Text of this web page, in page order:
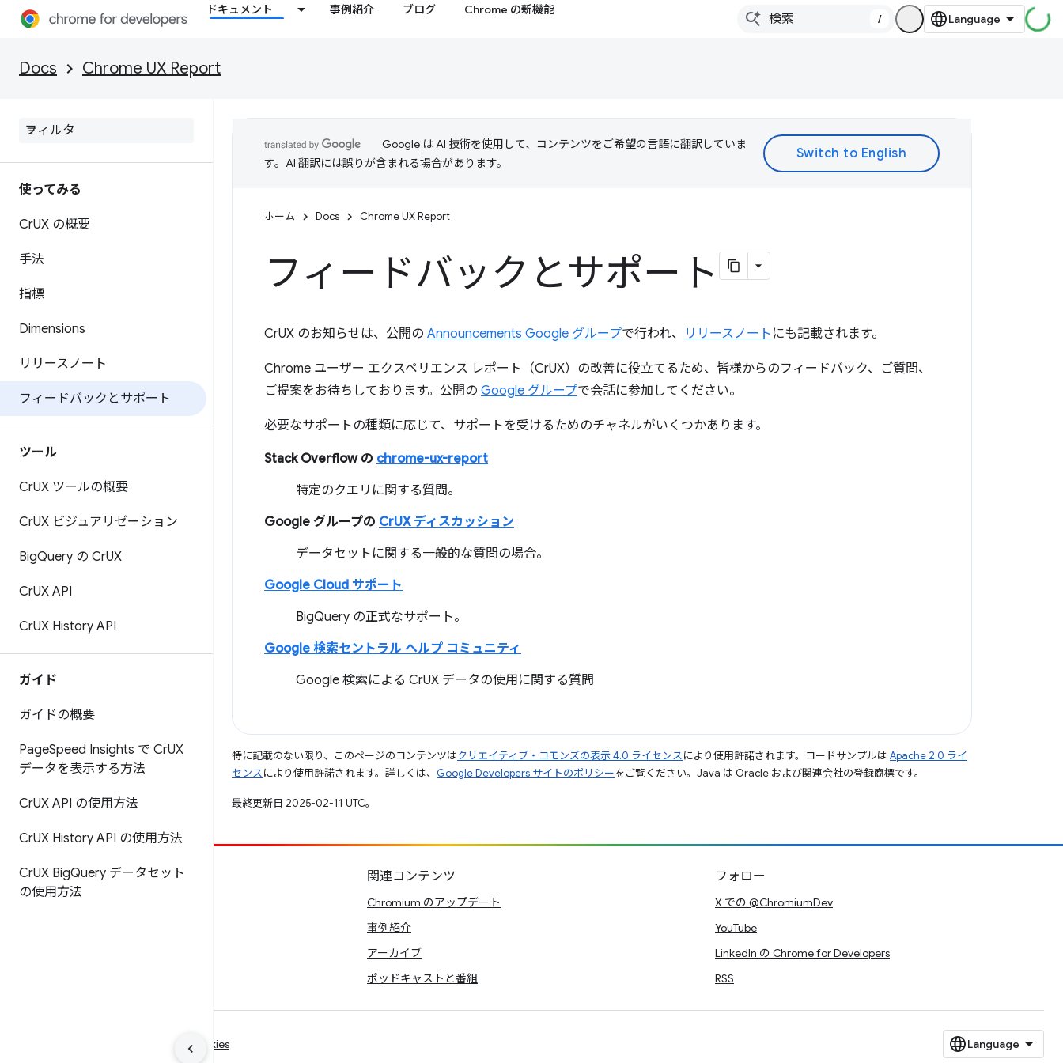
ドキュメント 事例紹介 ブログ Chrome の新機能
/
Docs Chrome UX Report
使ってみる
CrUX の概要
手法
指標
Dimensions
リリースノート
フィードバックとサポート
ツール
CrUX ツールの概要
CrUX ビジュアリゼーション
BigQuery の CrUX
CrUX API
CrUX History API
ガイド
ガイドの概要
PageSpeed Insights で CrUX
データを表示する方法
CrUX API の使用方法
CrUX History API の使用方法
CrUX BigQuery データセット
の使用方法
Google は AI 技術を使用して、コンテンツをご希望の言語に翻訳していま
す。AI 翻訳には誤りが含まれる場合があります。
ホーム Docs Chrome UX Report
フィードバックとサポート
CrUX のお知らせは、公開の Announcements Google グループで行われ、 リリースノート にも記載されます。
Chrome ユーザー エクスペリエンス レポート（CrUX）の改善に役立てるため、皆様からのフィードバック、ご質問、
ご提案をお待ちしております。公開の Google グループで会話に参加してください。
必要なサポートの種類に応じて、サポートを受けるためのチャネルがいくつかあります。
Stack Overflow の chrome-ux-report
特定のクエリに関する質問。
Google グループの CrUX ディスカッション
データセットに関する一般的な質問の場合。
Google Cloud サポート
BigQuery の正式なサポート。
Google 検索セントラル ヘルプ コミュニティ
Google 検索による CrUX データの使用に関する質問
特に記載のない限り、このページのコンテンツはクリエイティブ・コモンズの表示 4.0 ライセンスにより使用許諾されます。コードサンプルは Apache 2.0 ライ
センスにより使用許諾されます。詳しくは、 Google Developers サイトのポリシーをご覧ください。Java は Oracle および関連会社の登録商標です。
最終更新日 2025-02-11 UTC。
投稿 関連コンテンツ
Chromium のアップデート
事例紹介
アーカイブ
ポッドキャストと番組
フォロー
X での @ChromiumDev
YouTube
LinkedIn の Chrome for Developers
RSS
Manage cookies